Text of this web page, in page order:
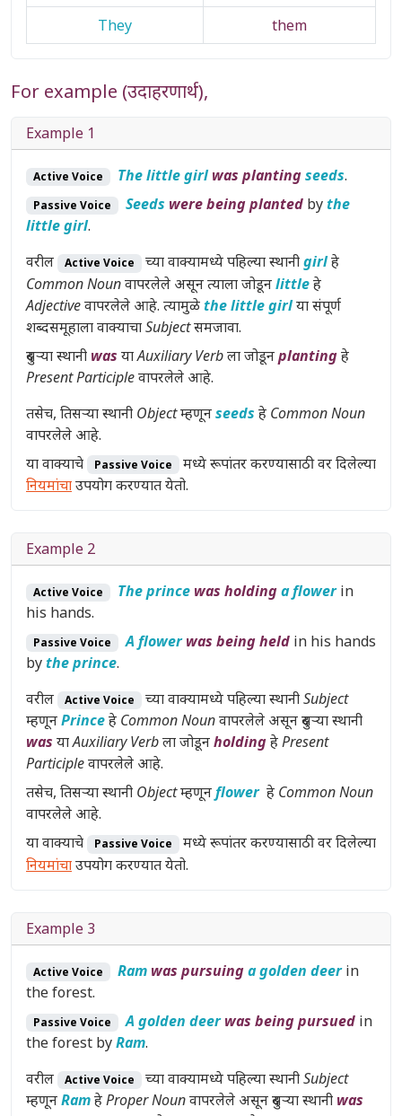
They
them
For example (उदाहरणार्थ),
Example 1
Active Voice The little girl was planting seeds.
Passive Voice Seeds were being plantedbythe
little girl.
वरील
Active Voice च्या वाक्यामध्ये पहिल्या स्थानीgirlहे
Common Nounवापरलेले असून त्याला जोडूनlittleहे
Adjectiveवापरलेले आहे. त्यामुळेthe little girlया संपूर्ण
शब्दसमूहाला वाक्याचाSubjectसमजावा.
दुसऱ्या स्थानी was याAuxiliary Verbला जोडूनplantingहे
Present Participleवापरलेले आहे.
तसेच, तिसऱ्या स्थानी Objectम्हणूनseeds हे Common Noun
वापरलेले आहे.
या वाक्याचे
Passive Voice
मध्ये रूपांतर करण्यासाठी वर दिलेल्या
नियमांचाउपयोग करण्यात येतो.
Example 2
Active Voice The prince was holding a flowerin
his hands.
Passive Voice A flower was being heldin his hands
bythe prince.
वरील
Active Voice च्या वाक्यामध्ये पहिल्या स्थानीSubject
म्हणूनPrinceहे Common Nounवापरलेले असून दुसऱ्या स्थानी
was याAuxiliary Verbला जोडूनholdingहेPresent
Participleवापरलेले आहे.
तसेच, तिसऱ्या स्थानी Objectम्हणूनflowerहे Common Noun
वापरलेले आहे.
या वाक्याचे
Passive Voice
मध्ये रूपांतर करण्यासाठी वर दिलेल्या
नियमांचाउपयोग करण्यात येतो.
Example 3
Active Voice Ram was pursuing a golden deerin
the forest.
Passive Voice A golden deer was being pursuedin
the forest byRam.
वरील
Active Voice च्या वाक्यामध्ये पहिल्या स्थानीSubject
म्हणूनRamहेProper Nounवापरलेले असून दुसऱ्या स्थानी was